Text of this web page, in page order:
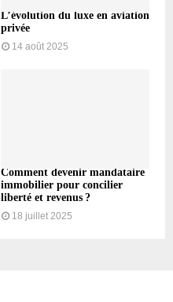
L’évolution du luxe en aviation
privée
14 août 2025
Comment devenir mandataire
immobilier pour concilier
liberté et revenus ?
18 juillet 2025